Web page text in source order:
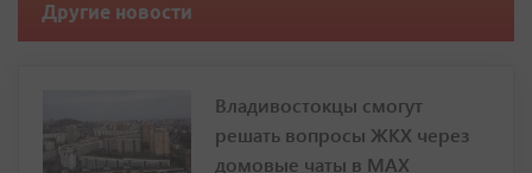
Другие новости
Владивостокцы смогут
решать вопросы ЖКХ через
домовые чаты в МАХ